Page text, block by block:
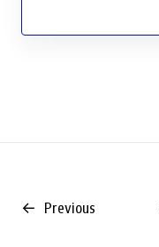
← Previous